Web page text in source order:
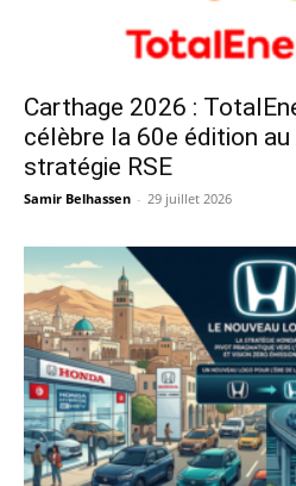
Carthage 2026 :
célèbre la 60e édition
stratégie RSE
Samir Belhassen - 29 juillet 2026